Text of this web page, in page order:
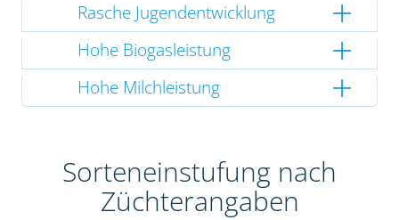
Rasche Jugendentwicklung
Hohe Biogasleistung
Hohe Milchleistung
Sorteneinstufung nach
Züchterangaben